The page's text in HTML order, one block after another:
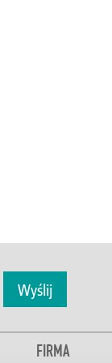
Wyślij
FIRMA